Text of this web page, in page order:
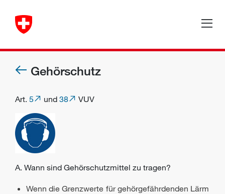
Gehörschutz
Art. 5 und 38 VUV
A. Wann sind Gehörschutzmittel zu tragen?
Wenn die Grenzwerte für gehörgefährdenden Lärm